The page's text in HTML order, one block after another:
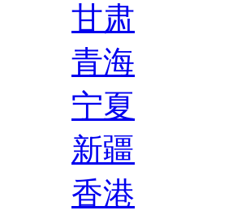
甘肃
青海
宁夏
新疆
香港